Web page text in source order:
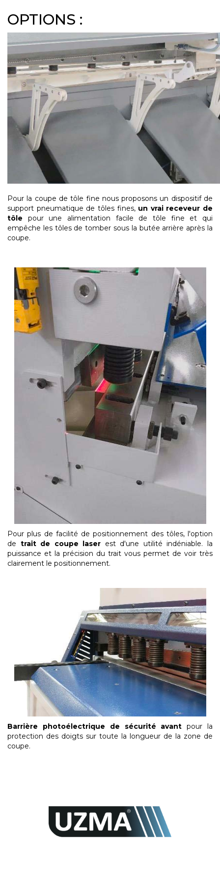
OPTIONS :
Pour la coupe de tôle fine nous proposons un dispositif de
support pneumatique de tôles fines, un vrai receveur de
tôle pour une alimentation facile de tôle fine et qui
empêche les tôles de tomber sous la butée arrière après la
coupe.
Pour plus de facilité de positionnement des tôles, l'option
de trait de coupe laser est d'une utilité indéniable. la
puissance et la précision du trait vous permet de voir très
clairement le positionnement.
Barrière photoélectrique de sécurité avant pour la
protection des doigts sur toute la longueur de la zone de
coupe.